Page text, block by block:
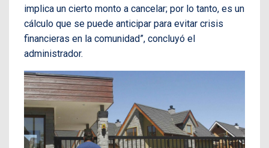
implica un cierto monto a cancelar; por lo tanto, es un
cálculo que se puede anticipar para evitar crisis
financieras en la comunidad”, concluyó el
administrador.